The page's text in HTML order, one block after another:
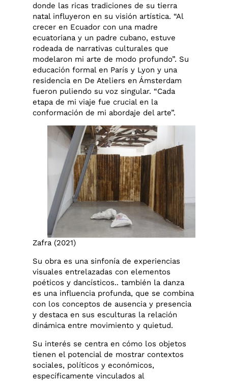
donde las ricas tradiciones de su tierra
natal influyeron en su visión artística. “Al
crecer en Ecuador con una madre
ecuatoriana y un padre cubano, estuve
rodeada de narrativas culturales que
modelaron mi arte de modo profundo”. Su
educación formal en París y Lyon y una
residencia en De Ateliers en Ámsterdam
fueron puliendo su voz singular. “Cada
etapa de mi viaje fue crucial en la
conformación de mi abordaje del arte”.
Zafra (2021)
Su obra es una sinfonía de experiencias
visuales entrelazadas con elementos
poéticos y dancísticos.. también la danza
es una influencia profunda, que se combina
con los conceptos de ausencia y presencia
y destaca en sus esculturas la relación
dinámica entre movimiento y quietud.
Su interés se centra en cómo los objetos
tienen el potencial de mostrar contextos
sociales, políticos y económicos,
específicamente vinculados al